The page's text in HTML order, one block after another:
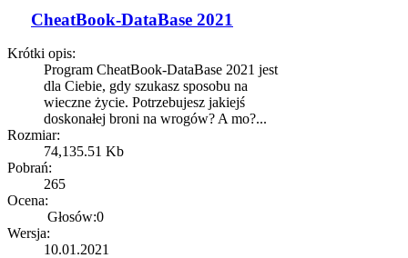
CheatBook-DataBase 2021
Krótki opis:
Program CheatBook-DataBase 2021 jest
dla Ciebie, gdy szukasz sposobu na
wieczne życie. Potrzebujesz jakiejś
doskonałej broni na wrogów? A mo?...
Rozmiar:
74,135.51 Kb
Pobrań:
265
Ocena:
Głosów:0
Wersja:
10.01.2021